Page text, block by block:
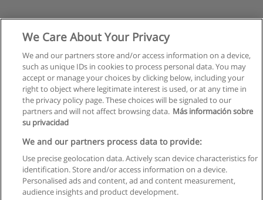
Kullanım koşulları
Gizlilik politikası
We Care About Your Privacy
We and our partners store and/or access information on a device,
such as unique IDs in cookies to process personal data. You may
accept or manage your choices by clicking below, including your
right to object where legitimate interest is used, or at any time in
the privacy policy page. These choices will be signaled to our
partners and will not affect browsing data. Más información sobre
su privacidad
We and our partners process data to provide:
Use precise geolocation data. Actively scan device characteristics for
identification. Store and/or access information on a device.
Personalised ads and content, ad and content measurement,
audience insights and product development.